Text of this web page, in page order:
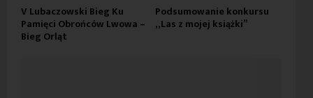
V Lubaczowski Bieg Ku
Pamięci Obrońców Lwowa –
Bieg Orląt
Podsumowanie konkursu
„Las z mojej książki”